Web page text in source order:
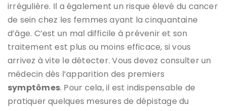
irrégulière. Il a également un risque élevé du cancer
de sein chez les femmes ayant la cinquantaine
d’âge. C’est un mal difficile à prévenir et son
traitement est plus ou moins efficace, si vous
arrivez à vite le détecter. Vous devez consulter un
médecin dès l’apparition des premiers
symptômes. Pour cela, il est indispensable de
pratiquer quelques mesures de dépistage du